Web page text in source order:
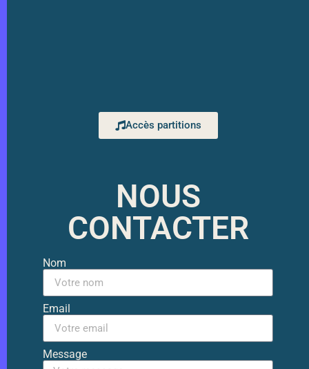
Accès partitions
NOUS
CONTACTER
Nom
Email
Message